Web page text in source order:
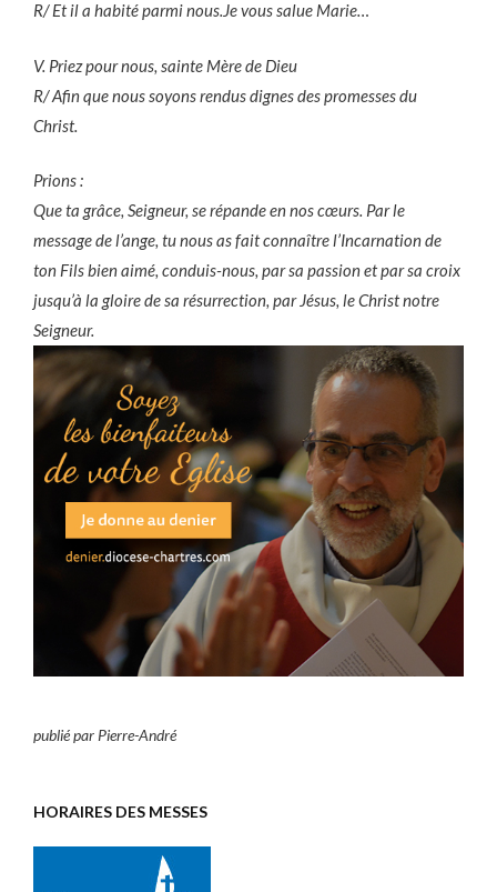
R/ Et il a habité parmi nous.Je vous salue Marie…
V. Priez pour nous, sainte Mère de Dieu
R/ Afin que nous soyons rendus dignes des promesses du
Christ.
Prions :
Que ta grâce, Seigneur, se répande en nos cœurs. Par le
message de l’ange, tu nous as fait connaître l’Incarnation de
ton Fils bien aimé, conduis-nous, par sa passion et par sa croix
jusqu’à la gloire de sa résurrection, par Jésus, le Christ notre
Seigneur.
publié par Pierre-André
HORAIRES DES MESSES